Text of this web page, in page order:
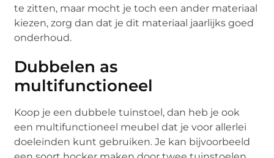
te zitten, maar mocht je toch een ander materiaal
kiezen, zorg dan dat je dit materiaal jaarlijks goed
onderhoud.
Dubbelen as
multifunctioneel
Koop je een dubbele tuinstoel, dan heb je ook
een multifunctioneel meubel dat je voor allerlei
doeleinden kunt gebruiken. Je kan bijvoorbeeld